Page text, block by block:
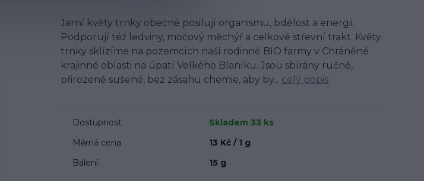
Jarní květy trnky obecné posilují organismu, bdělost a energii.
Podporují též ledviny, močový měchýř a celkově střevní trakt. Květy
trnky sklízíme na pozemcích naší rodinné BIO farmy v Chráněné
krajinné oblasti na úpatí Velkého Blaníku. Jsou sbírány ručně,
přirozeně sušené, bez zásahu chemie, aby by... celý popis
Dostupnost
Skladem 33 ks
Měrná cena
13 Kč / 1 g
Balení
15 g